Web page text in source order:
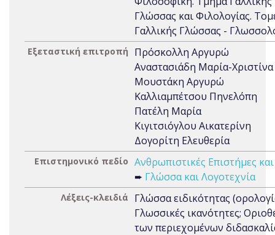
Γλώσσας και Φιλολογίας.
Γαλλικής Γλώσσας -
Εξεταστική επιτροπή
Πρόσκολλη Αργυρώ
Αναστασιάδη Μαρία-Χριστίνα
Μουστάκη Αργυρώ
Καλλιαμπέτσου Πηνελόπη
Πατέλη Μαρία
Κιγιτσιόγλου Αικατερίνη
Δογορίτη Ελευθερία
Επιστημονικό πεδίο Ανθρωπιστικές Επιστήμες
➨ Γλώσσα και Λογοτεχνία
Λέξεις-κλειδιά
Γλώσσα ειδικότητας
Γλωσσικές ικανότητες;
των περιεχομένων